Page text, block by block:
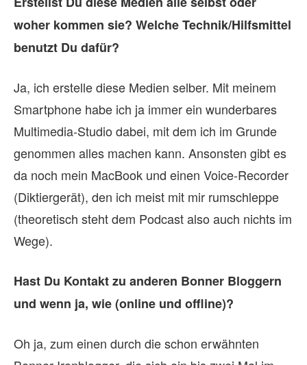
woher kommen sie? Welche Technik/Hilfsmittel
benutzt Du dafür?
Ja, ich erstelle diese Medien selber. Mit meinem
Smartphone habe ich ja immer ein wunderbares
Multimedia-Studio dabei, mit dem ich im Grunde
genommen alles machen kann. Ansonsten gibt es
da noch mein MacBook und einen Voice-Recorder
(Diktiergerät), den ich meist mit mir rumschleppe
(theoretisch steht dem Podcast also auch nichts im
Wege).
Hast Du Kontakt zu anderen Bonner Bloggern
und wenn ja, wie (online und offline)?
Oh ja, zum einen durch die schon erwähnten